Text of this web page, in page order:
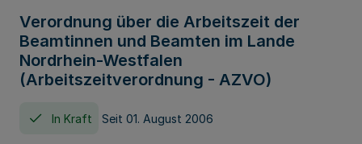
Verordnung über die Arbeitszeit der
Beamtinnen und Beamten im Lande
Nordrhein-Westfalen
(Arbeitszeitverordnung - AZVO)
In Kraft Seit 01. August 2006